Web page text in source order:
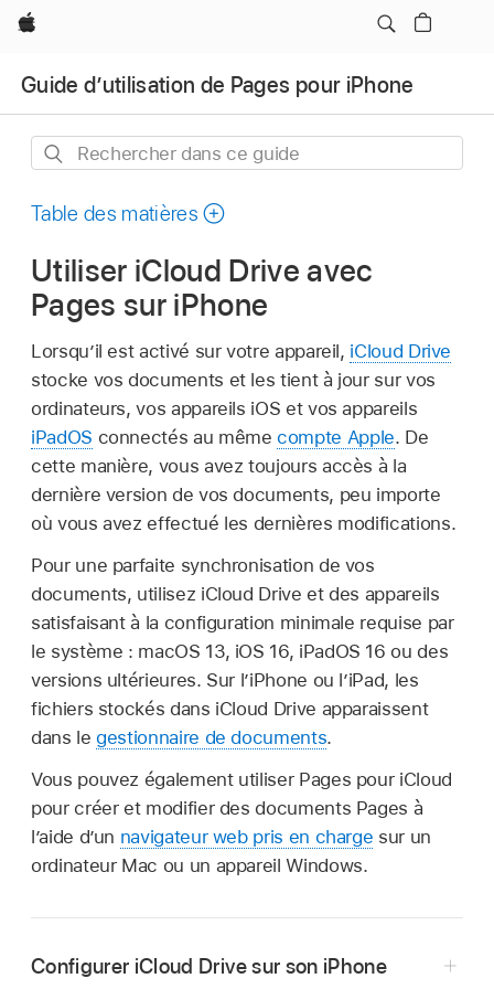
Apple
Guide d’utilisation de Pages pour iPhone
Rechercher
ce
Table des matières
Utiliser iCloud Drive avec
Pages sur iPhone
Lorsqu’il est activé sur votre appareil, iCloud Drive
stocke vos documents et les tient à jour sur vos
ordinateurs, vos appareils iOS et vos appareils
iPadOS connectés au mêmecompte Apple. De
cette manière, vous avez toujours accès à la
dernière version de vos documents, peu importe
où vous avez effectué les dernières modifications.
Pour une parfaite synchronisation de vos
documents, utilisez iCloud Drive et des appareils
satisfaisant à la configuration minimale requise par
le système : macOS 13, iOS 16, iPadOS 16 ou des
versions ultérieures. Sur l’iPhone ou l’iPad, les
fichiers stockés dans iCloud Drive apparaissent
dans legestionnaire de documents.
Vous pouvez également utiliser Pages pour iCloud
pour créer et modifier des documents Pages à
l’aide d’un navigateur web pris en charge sur un
ordinateur Mac ou un appareil Windows.
Configurer iCloud Drive sur son iPhone